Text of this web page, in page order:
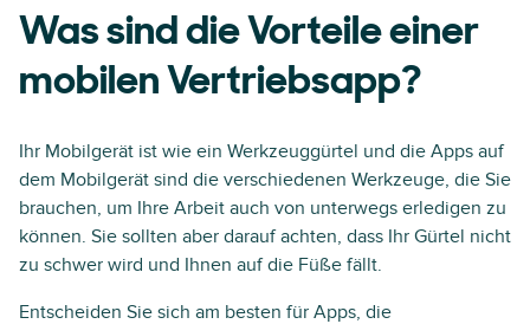
Was sind die Vorteile einer
mobilen Vertriebsapp?
Ihr Mobilgerät ist wie ein Werkzeuggürtel und die Apps auf
dem Mobilgerät sind die verschiedenen Werkzeuge, die Sie
brauchen, um Ihre Arbeit auch von unterwegs erledigen zu
können. Sie sollten aber darauf achten, dass Ihr Gürtel nicht
zu schwer wird und Ihnen auf die Füße fällt.
Entscheiden Sie sich am besten für Apps, die